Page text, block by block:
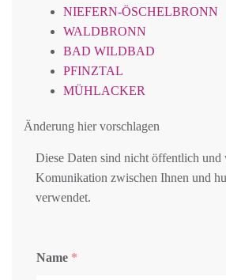
NIEFERN-ÖSCHELBRONN
WALDBRONN
BAD WILDBAD
PFINZTAL
MÜHLACKER
Änderung hier vorschlagen
Diese Daten sind nicht öffentlich und
Komunikation zwischen Ihnen und
verwendet.
Name *